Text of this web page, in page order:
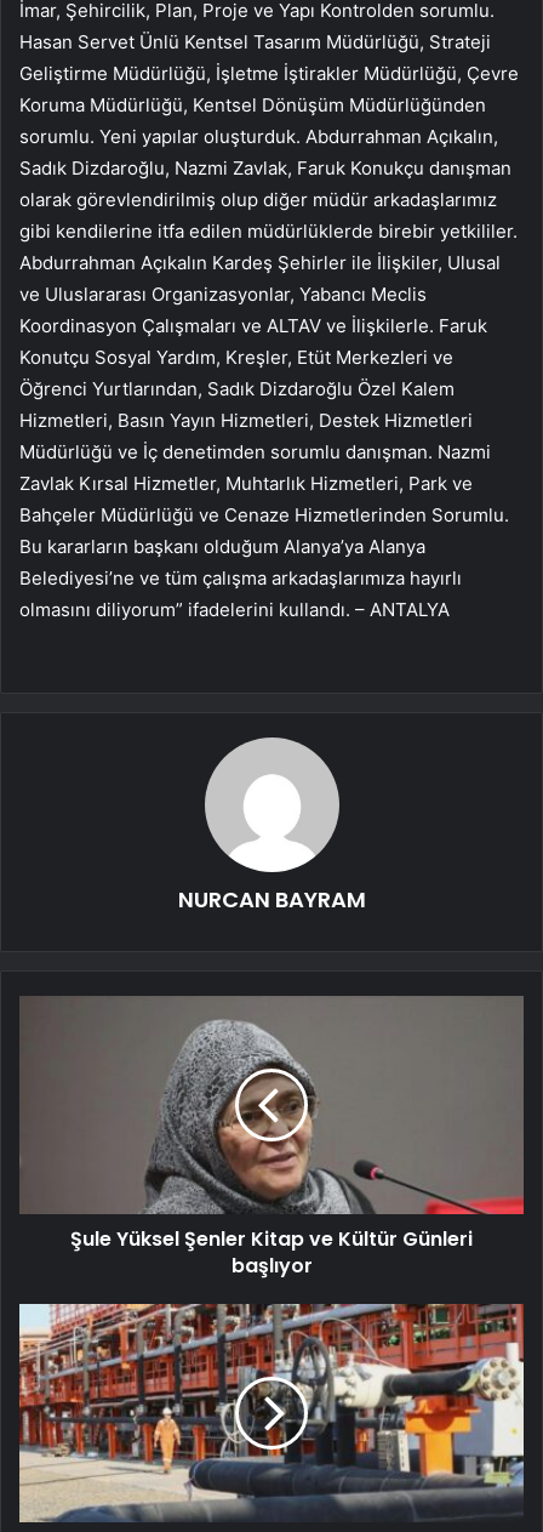
İmar, Şehircilik, Plan, Proje ve Yapı Kontrolden sorumlu.
Hasan Servet Ünlü Kentsel Tasarım Müdürlüğü, Strateji
Geliştirme Müdürlüğü, İşletme İştirakler Müdürlüğü, Çevre
Koruma Müdürlüğü, Kentsel Dönüşüm Müdürlüğünden
sorumlu. Yeni yapılar oluşturduk. Abdurrahman Açıkalın,
Sadık Dizdaroğlu, Nazmi Zavlak, Faruk Konukçu danışman
olarak görevlendirilmiş olup diğer müdür arkadaşlarımız
gibi kendilerine itfa edilen müdürlüklerde birebir yetkililer.
Abdurrahman Açıkalın Kardeş Şehirler ile İlişkiler, Ulusal
ve Uluslararası Organizasyonlar, Yabancı Meclis
Koordinasyon Çalışmaları ve ALTAV ve İlişkilerle. Faruk
Konutçu Sosyal Yardım, Kreşler, Etüt Merkezleri ve
Öğrenci Yurtlarından, Sadık Dizdaroğlu Özel Kalem
Hizmetleri, Basın Yayın Hizmetleri, Destek Hizmetleri
Müdürlüğü ve İç denetimden sorumlu danışman. Nazmi
Zavlak Kırsal Hizmetler, Muhtarlık Hizmetleri, Park ve
Bahçeler Müdürlüğü ve Cenaze Hizmetlerinden Sorumlu.
Bu kararların başkanı olduğum Alanya’ya Alanya
Belediyesi’ne ve tüm çalışma arkadaşlarımıza hayırlı
olmasını diliyorum” ifadelerini kullandı. – ANTALYA
NURCAN BAYRAM
Şule Yüksel Şenler Kitap ve Kültür Günleri
başlıyor